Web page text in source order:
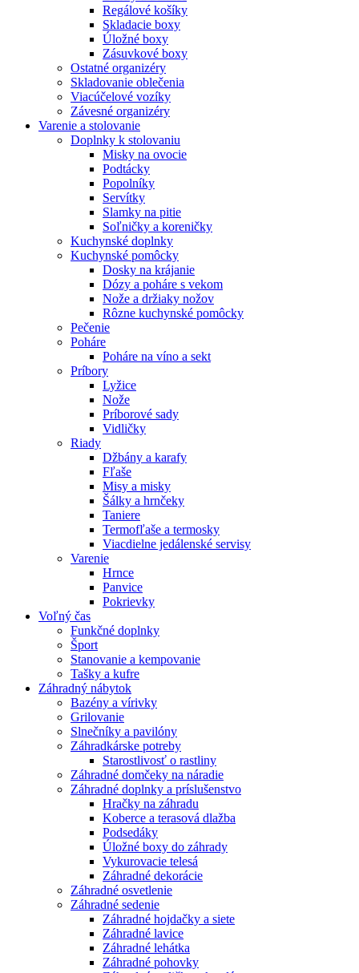
Regálové košíky
Skladacie boxy
Úložné boxy
Zásuvkové boxy
Ostatné organizéry
Skladovanie oblečenia
Viacúčelové vozíky
Závesné organizéry
Varenie a stolovanie
Doplnky k stolovaniu
Misky na ovocie
Podtácky
Popolníky
Servítky
Slamky na pitie
Soľničky a koreničky
Kuchynské doplnky
Kuchynské pomôcky
Dosky na krájanie
Dózy a poháre s vekom
Nože a držiaky nožov
Rôzne kuchynské pomôcky
Pečenie
Poháre
Poháre na víno a sekt
Príbory
Lyžice
Nože
Príborové sady
Vidličky
Riady
Džbány a karafy
Fľaše
Misy a misky
Šálky a hrnčeky
Taniere
Termofľaše a termosky
Viacdielne jedálenské servisy
Varenie
Hrnce
Panvice
Pokrievky
Voľný čas
Funkčné doplnky
Šport
Stanovanie a kempovanie
Tašky a kufre
Záhradný nábytok
Bazény a vírivky
Grilovanie
Slnečníky a pavilóny
Záhradkárske potreby
Starostlivosť o rastliny
Záhradné domčeky na náradie
Záhradné doplnky a príslušenstvo
Hračky na záhradu
Koberce a terasová dlažba
Podsedáky
Úložné boxy do záhrady
Vykurovacie telesá
Záhradné dekorácie
Záhradné osvetlenie
Záhradné sedenie
Záhradné hojdačky a siete
Záhradné lavice
Záhradné lehátka
Záhradné pohovky